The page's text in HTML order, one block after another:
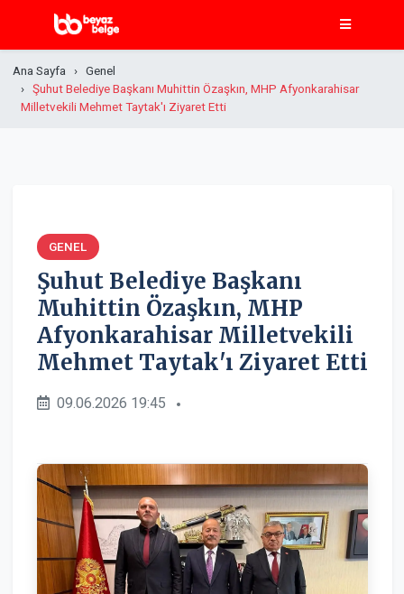
Ana Sayfa
Genel
Şuhut Belediye Başkanı Muhittin Özaşkın, MHP Afyonkarahisar
Milletvekili Mehmet Taytak'ı Ziyaret Etti
GENEL
Şuhut Belediye Başkanı
Muhittin Özaşkın, MHP
Afyonkarahisar Milletvekili
Mehmet Taytak'ı Ziyaret Etti
09.06.2026 19:45